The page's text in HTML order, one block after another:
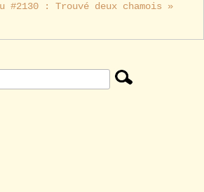
#2130 : Trouvé deux chamois »